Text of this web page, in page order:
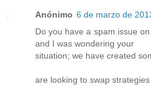
Anónimo 6 de marzo de
Do you have a spam issue
and I was wondering your
situation; we have created
are looking to swap